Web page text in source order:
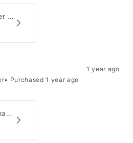
Bracelet Chanel Hiver 1997
1 year ago
• Purchased 1 year ago
Boucles d'oreilles Chanel 2001